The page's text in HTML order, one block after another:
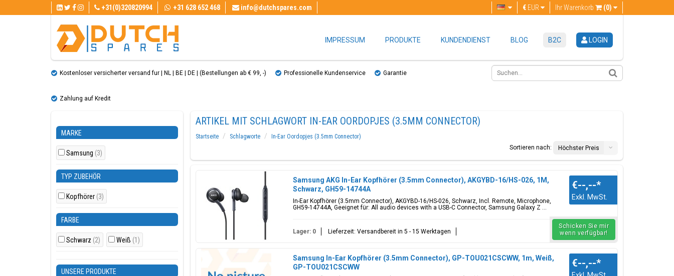
+31(0)320820994 +31 628 652 468 info@dutchspares.com Ihr Warenkorb (0)
€ EUR
IMPRESSUM PRODUKTE KUNDENDIENST BLOG B2C LOGIN
Kostenloser versicherter versand fur | NL | BE | DE | (Bestellungen ab € 99, ​​-) Professionelle Kundenservice Garantie
Zahlung auf Kredit
MARKE
Samsung (3)
TYP ZUBEHÖR
Kopfhörer (3)
FARBE
Schwarz (2) Weiß (1)
UNSERE PRODUKTE
ARTIKEL MIT SCHLAGWORT IN-EAR OORDOPJES (3.5MM CONNECTOR)
Startseite Schlagworte
In-Ear Oordopjes (3.5mm Connector)
Sortieren nach:
Höchster Preis
Samsung AKG In-Ear Kopfhörer (3.5mm Connector), AKGYBD-16/HS-026, 1M,
Schwarz, GH59-14744A
In-Ear Kopfhörer (3.5mm Connector), AKGYBD-16/HS-026, Schwarz, Incl. Remote, Microphone,
GH59-14744A, Geeignet für: All audio devices with a USB-C Connector, Samsung Galaxy Z ...
€--,--*
Exkl. MwSt.
Lager: 0 Lieferzeit: Versandbereit in 5 - 15 Werktagen
Schicken Sie mir
wenn verfügbar!
Samsung In-Ear Kopfhörer (3.5mm Connector), GP-TOU021CSCWW, 1m, Weiß,
GP-TOU021CSCWW
€--,--*